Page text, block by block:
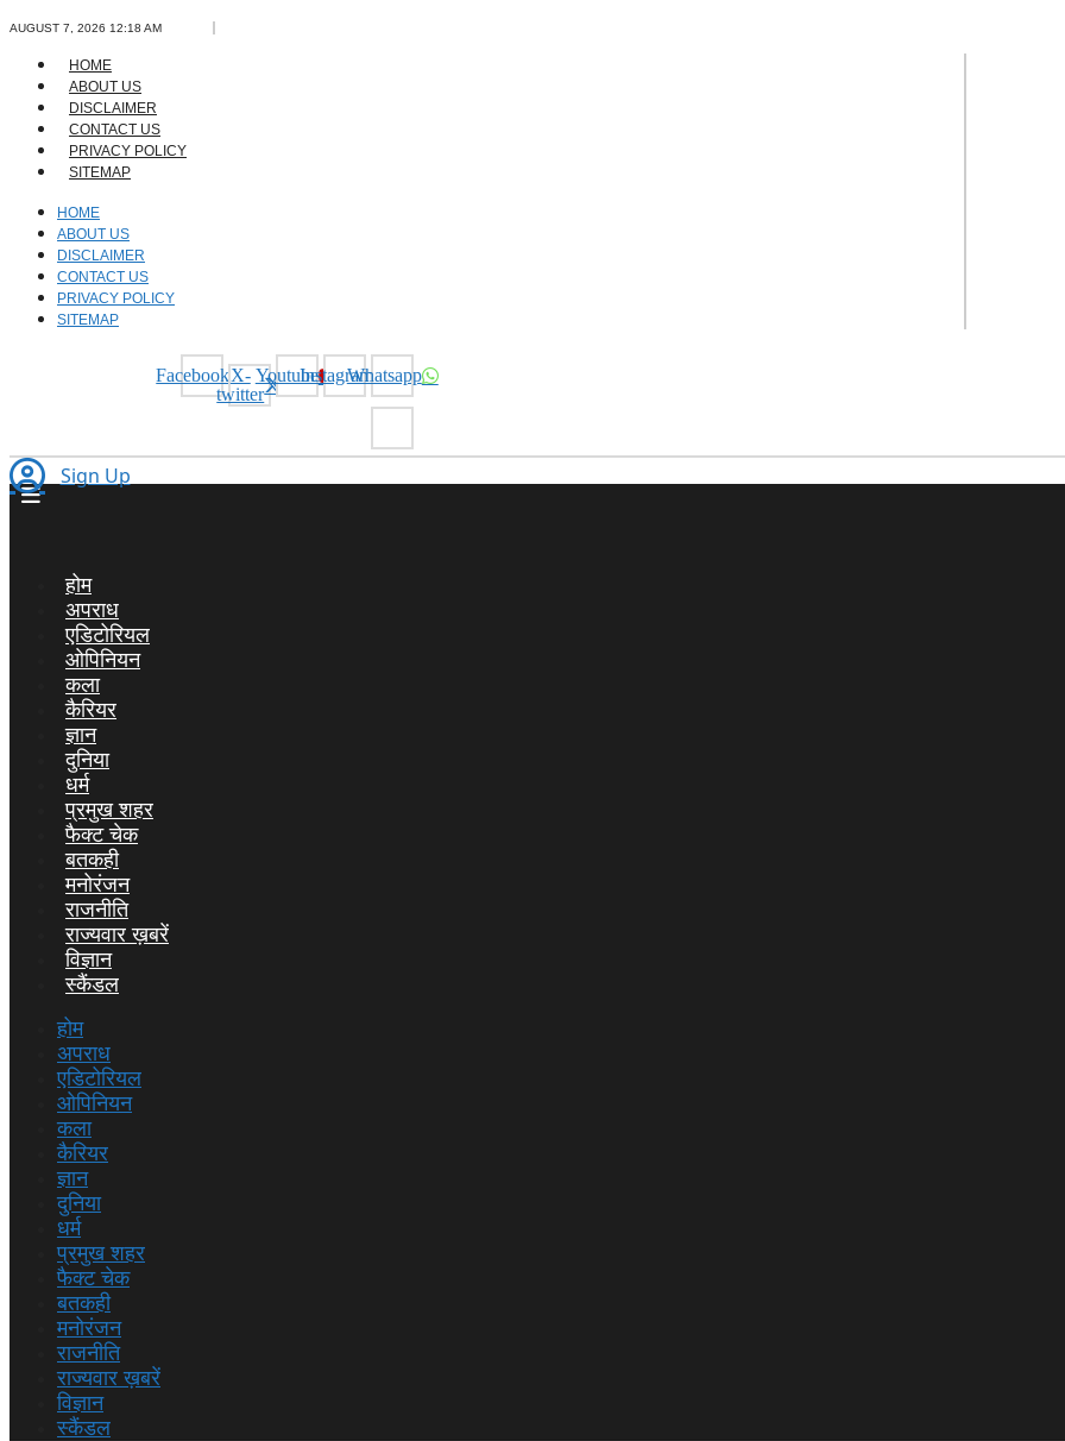
content
AUGUST 7, 2026 12:18 AM
HOME
ABOUT US
DISCLAIMER
CONTACT US
PRIVACY POLICY
SITEMAP
HOME
ABOUT US
DISCLAIMER
CONTACT US
PRIVACY POLICY
SITEMAP
FacebookX-
twitter
YoutubeInstagramWhatsapp
Sign Up
होम
अपराध
एडिटोरियल
ओपिनियन
कला
कैरियर
ज्ञान
दुनिया
धर्म
प्रमुख शहर
फैक्ट चेक
बतकही
मनोरंजन
राजनीति
राज्यवार ख़बरें
विज्ञान
स्कैंडल
होम
अपराध
एडिटोरियल
ओपिनियन
कला
कैरियर
ज्ञान
दुनिया
धर्म
प्रमुख शहर
फैक्ट चेक
बतकही
मनोरंजन
राजनीति
राज्यवार ख़बरें
विज्ञान
स्कैंडल